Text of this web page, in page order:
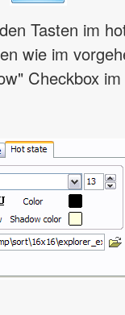
Tasten im
wie im
Checkbox